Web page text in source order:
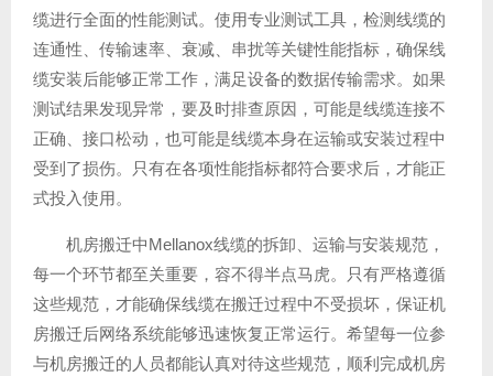
缆进行全面的性能测试。使用专业测试工具，检测线缆的
连通性、传输速率、衰减、串扰等关键性能指标，确保线
缆安装后能够正常工作，满足设备的数据传输需求。如果
测试结果发现异常，要及时排查原因，可能是线缆连接不
正确、接口松动，也可能是线缆本身在运输或安装过程中
受到了损伤。只有在各项性能指标都符合要求后，才能正
式投入使用。
机房搬迁中Mellanox线缆的拆卸、运输与安装规范，
每一个环节都至关重要，容不得半点马虎。只有严格遵循
这些规范，才能确保线缆在搬迁过程中不受损坏，保证机
房搬迁后网络系统能够迅速恢复正常运行。希望每一位参
与机房搬迁的人员都能认真对待这些规范，顺利完成机房